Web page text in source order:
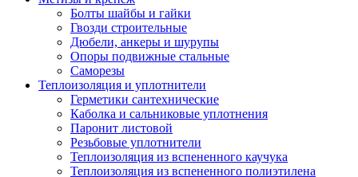
Болты шайбы и гайки
Гвозди строительные
Дюбели, анкеры и шурупы
Опоры подвижные стальные
Саморезы
Теплоизоляция и уплотнители
Герметики сантехнические
Каболка и сальниковые уплотнения
Паронит листовой
Резьбовые уплотнители
Теплоизоляция из вспененного каучука
Теплоизоляция из вспененного полиэтилена